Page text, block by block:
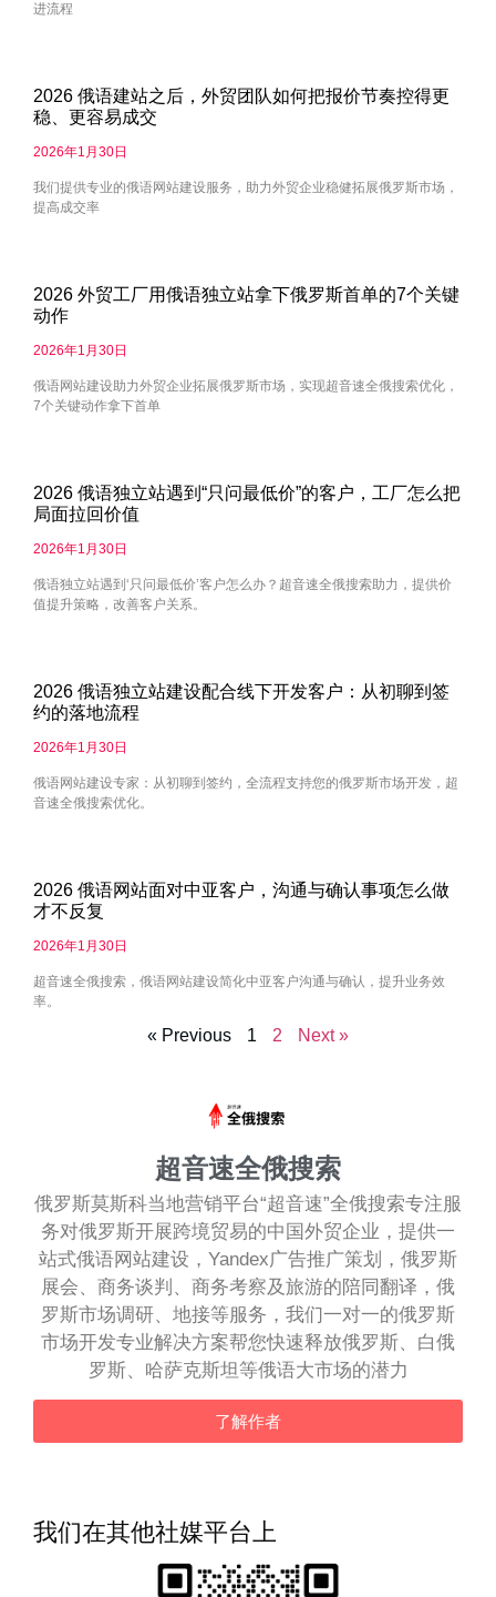
进流程
2026 俄语建站之后，外贸团队如何把报价节奏控得更
稳、更容易成交
2026年1月30日
我们提供专业的俄语网站建设服务，助力外贸企业稳健拓展俄罗斯市场，
提高成交率
2026 外贸工厂用俄语独立站拿下俄罗斯首单的7个关键
动作
2026年1月30日
俄语网站建设助力外贸企业拓展俄罗斯市场，实现超音速全俄搜索优化，
7个关键动作拿下首单
2026 俄语独立站遇到“只问最低价”的客户，工厂怎么把
局面拉回价值
2026年1月30日
俄语独立站遇到‘只问最低价’客户怎么办？超音速全俄搜索助力，提供价
值提升策略，改善客户关系。
2026 俄语独立站建设配合线下开发客户：从初聊到签
约的落地流程
2026年1月30日
俄语网站建设专家：从初聊到签约，全流程支持您的俄罗斯市场开发，超
音速全俄搜索优化。
2026 俄语网站面对中亚客户，沟通与确认事项怎么做
才不反复
2026年1月30日
超音速全俄搜索，俄语网站建设简化中亚客户沟通与确认，提升业务效
率。
« Previous 1 2 Next »
超音速全俄搜索
俄罗斯莫斯科当地营销平台“超音速”全俄搜索专注服
务对俄罗斯开展跨境贸易的中国外贸企业，提供一
站式俄语网站建设，Yandex广告推广策划，俄罗斯
展会、商务谈判、商务考察及旅游的陪同翻译，俄
罗斯市场调研、地接等服务，我们一对一的俄罗斯
市场开发专业解决方案帮您快速释放俄罗斯、白俄
罗斯、哈萨克斯坦等俄语大市场的潜力
了解作者
我们在其他社媒平台上